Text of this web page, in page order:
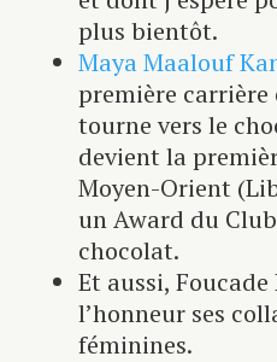
plus bientôt.
Maya Maalouf
première carrière
tourne vers le
devient la
Moyen-Orient
un Award du
chocolat.
Et aussi,
l’honneur ses
féminines.